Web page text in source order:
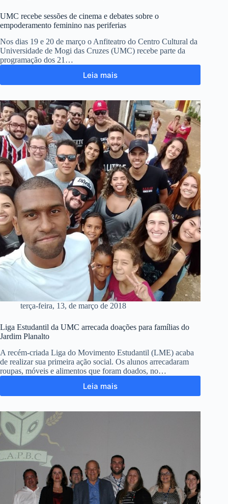
UMC recebe sessões de cinema e debates sobre o
empoderamento feminino nas periferias
Nos dias 19 e 20 de março o Anfiteatro do Centro Cultural da
Universidade de Mogi das Cruzes (UMC) recebe parte da
programação dos 21…
Leia mais
terça-feira, 13, de março de 2018
Liga Estudantil da UMC arrecada doações para famílias do
Jardim Planalto
A recém-criada Liga do Movimento Estudantil (LME) acaba
de realizar sua primeira ação social. Os alunos arrecadaram
roupas, móveis e alimentos que foram doados, no…
Leia mais